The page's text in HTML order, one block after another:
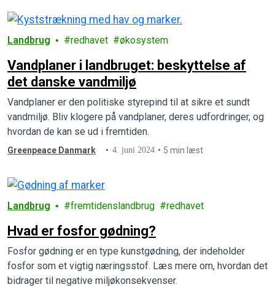
Landbrug redhavet økosystem
Vandplaner i landbruget: beskyttelse af
det danske vandmiljø
Vandplaner er den politiske styrepind til at sikre et sundt
vandmiljø. Bliv klogere på vandplaner, deres udfordringer, og
hvordan de kan se ud i fremtiden.
Greenpeace Danmark 4. juni 2024 5 min læst
Landbrug fremtidenslandbrug redhavet
Hvad er fosfor gødning?
Fosfor gødning er en type kunstgødning, der indeholder
fosfor som et vigtig næringsstof. Læs mere om, hvordan det
bidrager til negative miljøkonsekvenser.